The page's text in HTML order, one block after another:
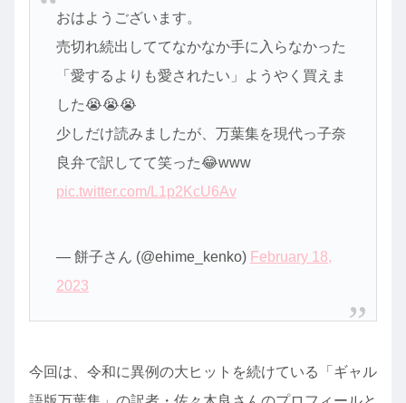
おはようございます。
売切れ続出しててなかなか手に入らなかった
「愛するよりも愛されたい」ようやく買えま
した😭😭😭
少しだけ読みましたが、万葉集を現代っ子奈
良弁で訳してて笑った😂www
pic.twitter.com/L1p2KcU6Av
— 餅子さん (@ehime_kenko) February 18,
2023
今回は、令和に異例の大ヒットを続けている「ギャル